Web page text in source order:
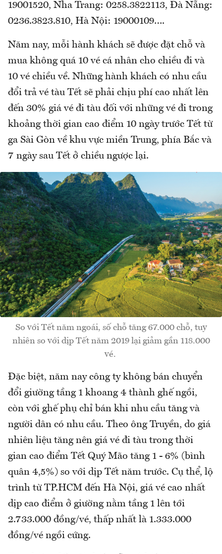
19001520, Nha Trang: 0258.3822113, Đà Nẵng:
0236.3823.810, Hà Nội: 19000109….
Năm nay, mỗi hành khách sẽ được đặt chỗ và
mua không quá 10 vé cá nhân cho chiều đi và
10 vé chiều về. Những hành khách có nhu cầu
đổi trả vé tàu Tết sẽ phải chịu phí cao nhất lên
đến 30% giá vé đi tàu đối với những vé đi trong
khoảng thời gian cao điểm 10 ngày trước Tết từ
ga Sài Gòn về khu vực miền Trung, phía Bắc và
7 ngày sau Tết ở chiều ngược lại.
So với Tết năm ngoái, số chỗ tăng 67.000 chỗ, tuy
nhiên so với dịp Tết năm 2019 lại giảm gần 118.000
vé.
Đặc biệt, năm nay công ty không bán chuyển
đổi giường tầng 1 khoang 4 thành ghế ngồi,
còn với ghế phụ chỉ bán khi nhu cầu tăng và
người dân có nhu cầu. Theo ông Truyền, do giá
nhiên liệu tăng nên giá vé đi tàu trong thời
gian cao điểm Tết Quý Mão tăng 1 - 6% (bình
quân 4,5%) so với dịp Tết năm trước. Cụ thể, lộ
trình từ TP.HCM đến Hà Nội, giá vé cao nhất
dịp cao điểm ở giường nằm tầng 1 lên tới
2.733.000 đồng/vé, thấp nhất là 1.333.000
đồng/vé ngồi cứng.